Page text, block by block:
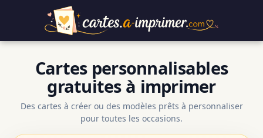
Cartes personnalisables
gratuites à imprimer
Des cartes à créer ou des modèles prêts à personnaliser
pour toutes les occasions.